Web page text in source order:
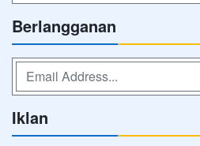
Berlangganan
Iklan